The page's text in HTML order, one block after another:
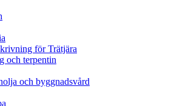
för Trätjära
och terpentin
och byggnadsvård